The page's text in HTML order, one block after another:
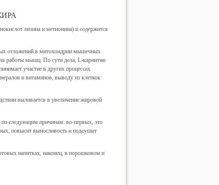
лизина и метионина) и содержится
отложений в митохондрии мышечных
работы мышц. По сути дела, L-карнитин
участие в других процессах
и витаминов, выводу из клеткок
выливается в увеличение жировой
по следующим причинам: во-первых, это
повысит выносливость и подсушит
напитках, наконец, в порошковом и